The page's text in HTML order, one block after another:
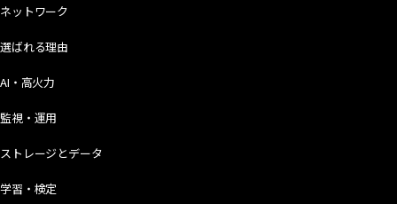
ネットワーク
選ばれる理由
AI・高火力
監視・運用
ストレージとデータ
学習・検定